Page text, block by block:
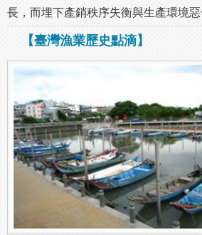
長，而埋下產銷秩序失衡與生產環境惡
【臺灣漁業歷史點滴】